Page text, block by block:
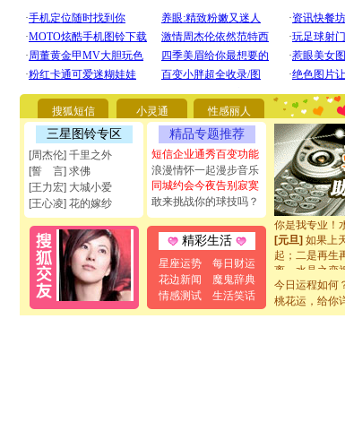
搜狐短信 小灵通 性感丽人
三星图铃专区
[周杰伦] 千里之外
[誓 言] 求佛
[王力宏] 大城小爱
[王心凌] 花的嫁纱
精品专题推荐
短信企业通秀百变功能
浪漫情怀一起漫步音乐
同城约会今夜告别寂寞
敢来挑战你的球技吗？
精彩生活
星座运势
每日财运
花边新闻
魔鬼辞典
情感测试
生活笑话
[圣诞节]圣诞
你太多，只
要平安！千万
[圣诞节]不只
能正大光明地
都要快乐噢!
[圣诞节]奉上
如意,快乐,鲜
[元旦]看到你
断电。爱你是
你是我专业！
[元旦]如果上
起；二是再生
离。水晶之恋
[元旦]
当我狠
泣，这痛楚让
卖了。水晶之
今日运程如何
桃花运，给你